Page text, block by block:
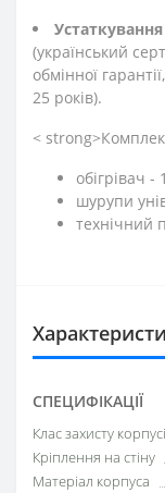
(український
обмінної
25 років).
<
обігрівач -
шурупи
технічний
СПЕЦИФІКАЦІЇ
Клас захисту
Кріплення на стіну
Матеріал корпуса